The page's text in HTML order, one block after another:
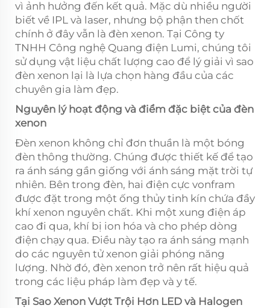
vì ảnh hưởng đến kết quả. Mặc dù nhiều người
biết về IPL và laser, nhưng bộ phận then chốt
chính ở đây vẫn là đèn xenon. Tại Công ty
TNHH Công nghệ Quang điện Lumi, chúng tôi
sử dụng vật liệu chất lượng cao để lý giải vì sao
đèn xenon lại là lựa chọn hàng đầu của các
chuyên gia làm đẹp.
Nguyên lý hoạt động và điểm đặc biệt của đèn
xenon
Đèn xenon không chỉ đơn thuần là một bóng
đèn thông thường. Chúng được thiết kế để tạo
ra ánh sáng gần giống với ánh sáng mặt trời tự
nhiên. Bên trong đèn, hai điện cực vonfram
được đặt trong một ống thủy tinh kín chứa đầy
khí xenon nguyên chất. Khi một xung điện áp
cao đi qua, khí bị ion hóa và cho phép dòng
điện chạy qua. Điều này tạo ra ánh sáng mạnh
do các nguyên tử xenon giải phóng năng
lượng. Nhờ đó, đèn xenon trở nên rất hiệu quả
trong các liệu pháp làm đẹp và y tế.
Tại Sao Xenon Vượt Trội Hơn LED và Halogen